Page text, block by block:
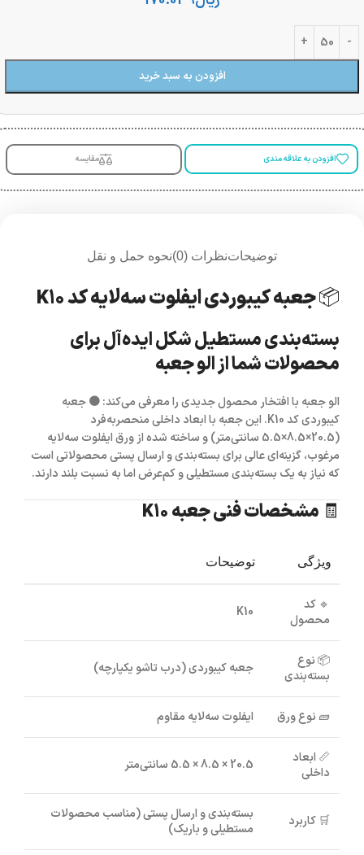
افزودن به سبد خرید
افزودن به علاقه مندی مقایسه
توضیحاتنظرات (0) نحوه حمل و نقل
📦 جعبه کیبوردی ایفلوت سه‌لایه کد K10
بسته‌بندی مستطیل شکل ایده‌آل برای
محصولات شما ازالو جعبه
الو جعبه با افتخار محصول جدیدی را معرفی می‌کند:🟤 جعبه
کیبوردی کد K10
. این جعبه با ابعاد داخلی منحصربه‌فرد
(20.5×8.5×5.5 سانتی‌متر) و ساخته شده از
ورق ایفلوت سه‌لایه
مرغوب، گزینه‌ای عالی برای بسته‌بندی و ارسال پستی محصولاتی است
که نیاز به یک بسته‌بندی مستطیلی و کم‌عرض اما به نسبت بلند دارند.
🧾 مشخصات فنی جعبه K10
ویژگی توضیحات
🔹 کد
محصول
K10
📦نوع
بسته‌بندی
جعبه کیبوردی (درب تاشو یکپارچه)
🧱 نوع ورق ایفلوت سه‌لایه مقاوم
📏 ابعاد
داخلی
20.5 × 8.5 × 5.5 سانتی‌متر
🛒 کاربرد
بسته‌بندی و ارسال پستی (مناسب محصولات
مستطیلی و باریک)